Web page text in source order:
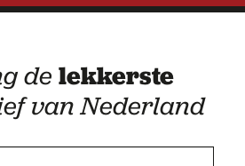
de lekkerste
van Nederland